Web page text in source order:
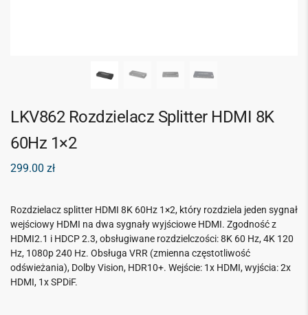
LKV862 Rozdzielacz Splitter HDMI 8K
60Hz 1×2
299.00 zł
Rozdzielacz splitter HDMI 8K 60Hz 1×2, który rozdziela jeden sygnał
wejściowy HDMI na dwa sygnały wyjściowe HDMI. Zgodność z
HDMI2.1 i HDCP 2.3, obsługiwane rozdzielczości: 8K 60 Hz, 4K 120
Hz, 1080p 240 Hz. Obsługa VRR (zmienna częstotliwość
odświeżania), Dolby Vision, HDR10+. Wejście: 1x HDMI, wyjścia: 2x
HDMI, 1x SPDiF.